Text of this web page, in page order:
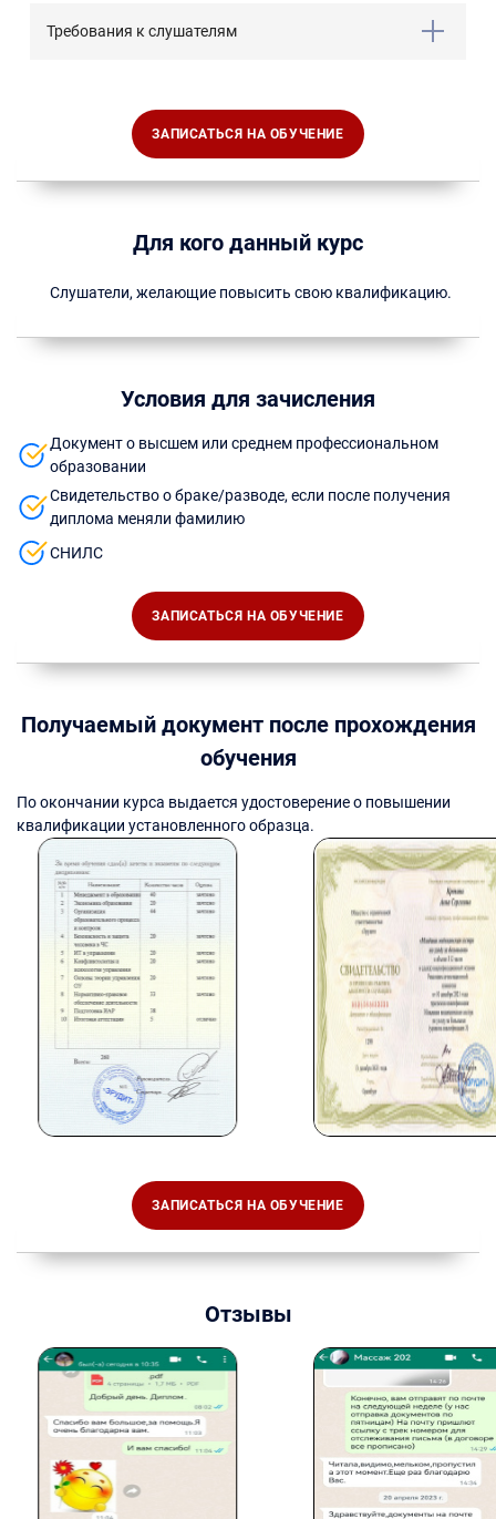
Требования к слушателям
ЗАПИСАТЬСЯ НА ОБУЧЕНИЕ
Для кого данный курс
Слушатели, желающие повысить свою квалификацию.
Условия для зачисления
Документ о высшем или среднем профессиональном
образовании
Свидетельство о браке/разводе, если после получения
диплома меняли фамилию
СНИЛС
ЗАПИСАТЬСЯ НА ОБУЧЕНИЕ
Получаемый документ после прохождения
обучения
По окончании курса выдается удостоверение о повышении
квалификации установленного образца.
ЗАПИСАТЬСЯ НА ОБУЧЕНИЕ
Отзывы